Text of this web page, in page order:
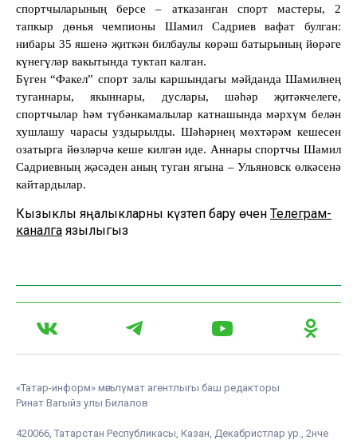
спортчыларының берсе – атказанган спорт мастеры, 2
тапкыр дөнья чемпионы Шамил Садриев вафат булган:
нибары 35 яшенә җиткән билбаулы көрәш батырының йөрәге
күнегүләр вакытында туктап калган.
Бүген “Факел” спорт залы каршындагы мәйданда Шамилнең
туганнары, якыннары, дуслары, шәһәр җитәкчелеге,
спортчылар һәм түбәнкамалылар катнашында мәрхүм белән
хушлашу чарасы уздырылды. Шәһәрнең мөхтәрәм кешесен
озатырга йөзләрчә кеше килгән иде. Аннары спортчы Шамил
Садриевның җәсәден аның туган ягына – Ульяновск өлкәсенә
кайтардылар.
Кызыклы яңалыкларны күзәтеп бару өчен Телеграм-
каналга язылыгыз
«Татар-информ» мәгълүмат агентлыгы баш редакторы
Ринат Вагыйз улы Билалов
420066, Татарстан Республикасы, Казан, Декабристлар ур., 2нче